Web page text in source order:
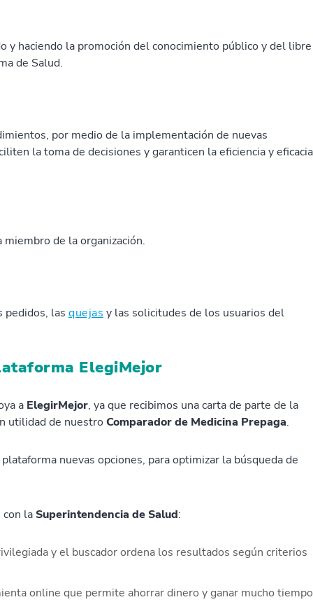
y haciendo la promoción del conocimiento público y del libre
de Salud.
por medio de la implementación de nuevas
la toma de decisiones y garanticen la eficiencia y eficacia
de la organización.
pedidos, las quejas y las solicitudes de los usuarios del
ElegiMejor
a ElegirMejor, ya que recibimos una carta de parte de la
utilidad de nuestro Comparador de Medicina Prepaga.
nuevas opciones, para optimizar la búsqueda de
laSuperintendencia de Salud:
y el buscador ordena los resultados según criterios
online que permite ahorrar dinero y ganar mucho tiempo